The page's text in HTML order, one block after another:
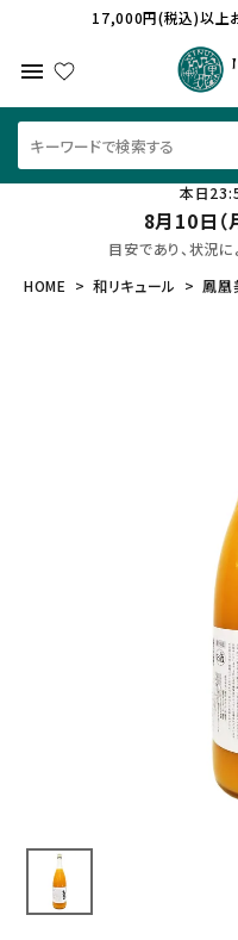
17,000円(税込)以上
menu
本日
8月10日（
目安であり、状況に
HOME
和リキュール 鳳凰